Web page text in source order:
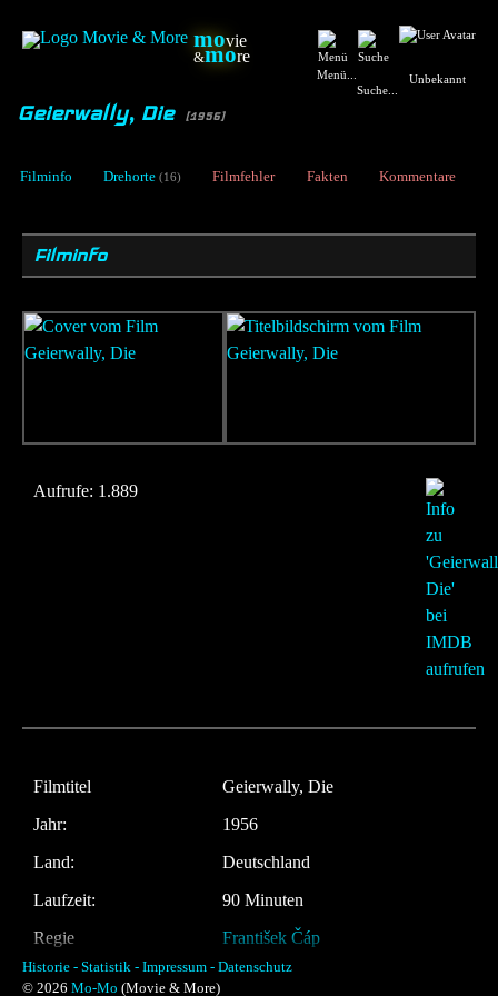
movie
&more
Menü...
Suche...
Unbekannt
Geierwally, Die [1956]
Filminfo Drehorte (16) Filmfehler Fakten Kommentare
Filminfo
Aufrufe: 1.889
Filmtitel
Geierwally, Die
Jahr:
1956
Land:
Deutschland
Laufzeit:
90 Minuten
Regie
František Čáp
Musik:
Bernhard Eichhorn
Historie - Statistik - Impressum - Datenschutz
© 2026 Mo-Mo (Movie & More)